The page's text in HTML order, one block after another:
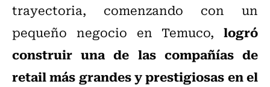
trayectoria, comenzando con un
pequeño negocio en Temuco, logró
construir una de las compañías de
retail más grandes y prestigiosas en el